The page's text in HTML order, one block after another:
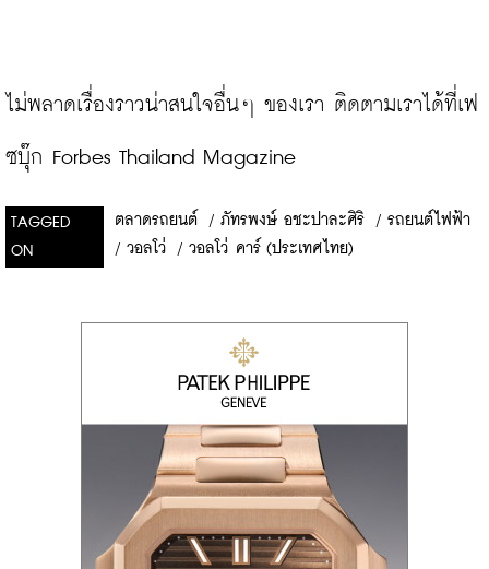
ไม่พลาดเรื่องราวน่าสนใจอื่นๆ ของเรา ติดตามเราได้ที่เฟ
ซบุ๊ก Forbes Thailand Magazine
TAGGED
ON
ตลาดรถยนต์ / ภัทรพงษ์ อชะปาละศิริ / รถยนต์ไฟฟ้า
/ วอลโว่ / วอลโว่ คาร์ (ประเทศไทย)